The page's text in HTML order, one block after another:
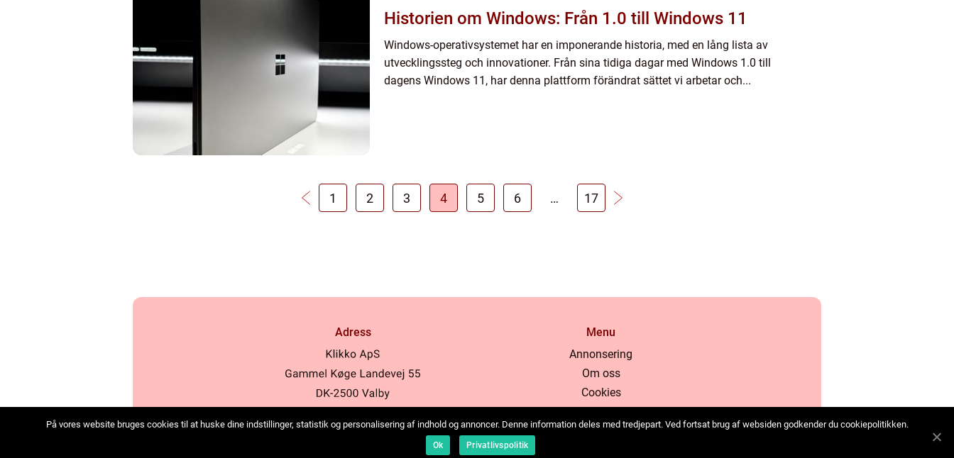
Historien om Windows: Från 1.0 till Windows 11
Windows-operativsystemet har en imponerande historia, med en lång lista av
utvecklingssteg och innovationer. Från sina tidiga dagar med Windows 1.0 till
dagens Windows 11, har denna plattform förändrat sättet vi arbetar och...
1 2 3 4 5 6 … 17
Adress
web: www.klikko.dk
Menu
Annonsering
Om oss
Cookies
Kontakta oss
Sitemap
På vores website bruges cookies til at huske dine indstillinger, statistik og personalisering af indhold og annoncer. Denne information deles med tredjepart. Ved fortsat brug af websiden godkender du cookiepolitikken.
Ok Privatlivspolitik